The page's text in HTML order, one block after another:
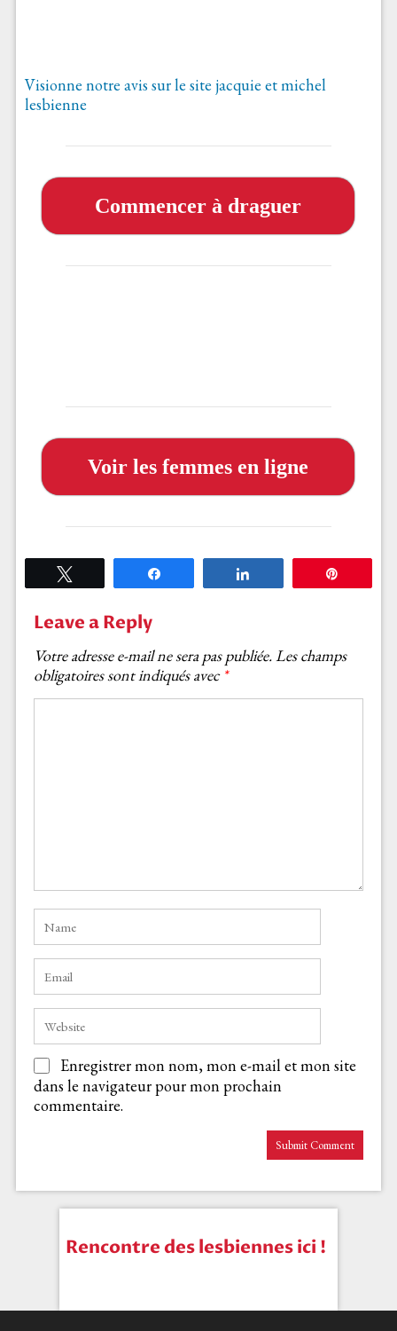
Visionne notre avis sur le site jacquie et michel
lesbienne
Commencer à draguer
Voir les femmes en ligne
Leave a Reply
Votre adresse e-mail ne sera pas publiée.Les champs
obligatoires sont indiqués avec *
Enregistrer mon nom, mon e-mail et mon site
dans le navigateur pour mon prochain
commentaire.
Rencontre des lesbiennes ici !